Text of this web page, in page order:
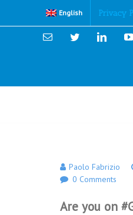
English Privacy
Email Twitter
Paolo Fabrizio
0 Comments
Are you on